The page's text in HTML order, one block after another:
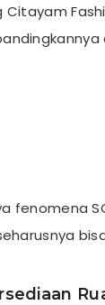
Citayam
fenomena